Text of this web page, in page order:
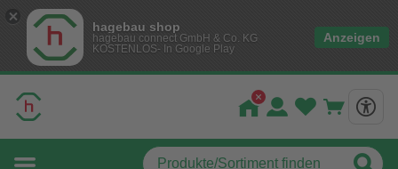
hagebau shop
hagebau connect GmbH & Co. KG
KOSTENLOS- In Google Play
Anzeigen